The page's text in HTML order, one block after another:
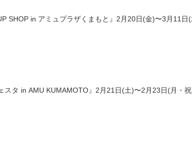
SHOP in アミュプラザくまもと』2月20日(金)〜3月11
スタ in AMU KUMAMOTO』2月21日(土)〜2月23日(月・